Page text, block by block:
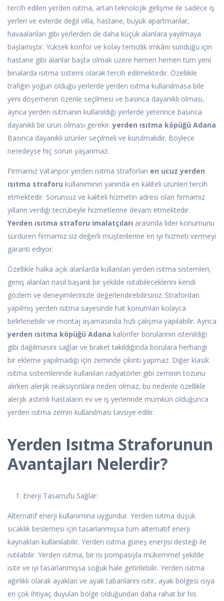
tercih edilen yerden ısıtma, artan teknolojik gelişme ile sadece iş
yerleri ve evlerde değil villa, hastane, büyük apartmanlar,
havaalanları gibi yerlerden de daha küçük alanlara yayılmaya
başlamıştır. Yüksek konfor ve kolay temizlik imkânı sunduğu için
hastane gibi alanlar başta olmak üzere hemen hemen tüm yeni
binalarda ısıtma sistemi olarak tercih edilmektedir. Özellikle
trafiğin yoğun olduğu yerlerde yerden ısıtma kullanılmasa bile
yeni döşemenin özenle seçilmesi ve basınca dayanıklı olması,
ayrıca yerden ısıtmanın kullanıldığı yerlerde yeterince basınca
dayanıklı bir ürün olması gerekir.yerden ısıtma köpüğü Adana
Basınca dayanıklı ürünler seçilmeli ve kurulmalıdır. Böylece
neredeyse hiç sorun yaşanmaz.
Firmamız Vatanpor yerden ısıtma straforları en ucuz yerden
ısıtma straforu kullanımının yanında en kaliteli ürünleri tercih
etmektedir. Sorunsuz ve kaliteli hizmetin adresi olan firmamız
yılların verdiği tecrübeyle hizmetlerine devam etmektedir.
Yerden ısıtma straforu imalatçıları arasında lider konumunu
sürdüren firmamız siz değerli müşterilerine en iyi hizmeti vermeyi
garanti ediyor.
Özellikle halka açık alanlarda kullanılan yerden ısıtma sistemleri,
geniş alanları nasıl başarılı bir şekilde ısıtabileceklerini kendi
gözlem ve deneyimlerinizle değerlendirebilirsiniz. Strafordan
yapılmış yerden ısıtma sayesinde hat konumları kolayca
belirlenebilir ve montaj aşamasında hızlı çalışma yapılabilir. Ayrıca
yerden ısıtma köpüğü Adana kalorifer borularının istenildiği
gibi dağılmasını sağlar ve braket takıldığında borulara herhangi
bir ekleme yapılmadığı için zeminde çıkıntı yapmaz. Diğer klasik
ısıtma sistemlerinde kullanılan radyatörler gibi zeminin tozunu
alırken alerjik reaksiyonlara neden olmaz, bu nedenle özellikle
alerjik astımlı hastaların ev ve iş yerlerinde mümkün olduğunca
yerden ısıtma zemin kullanılması tavsiye edilir.
Yerden Isıtma Straforunun
Avantajları Nelerdir?
1. Enerji Tasarrufu Sağlar:
Alternatif enerji kullanımına uygundur. Yerden ısıtma düşük
sıcaklık beslemesi için tasarlanmışsa tüm alternatif enerji
kaynakları kullanılabilir. Yerden ısıtma güneş enerjisi desteği ile
ısıtılabilir. Yerden ısıtma, bir ısı pompasıyla mükemmel şekilde
ısıtır ve iyi tasarlanmışsa soğuk hale getirilebilir. Yerden ısıtma
ağırlıklı olarak ayakları ve ayak tabanlarını ısıtır, ayak bölgesi ısıya
en çok ihtiyaç duyulan bölge olduğundan daha rahat bir his